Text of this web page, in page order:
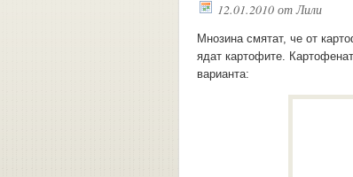
12.01.2010 отЛили
Мнозина смятат, че от
ядат картофите.
варианта: